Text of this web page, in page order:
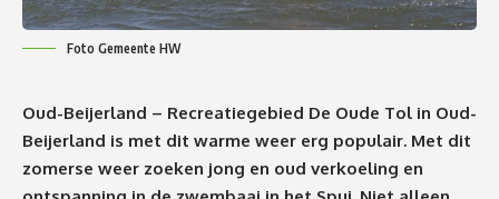
Foto Gemeente HW
Oud-Beijerland – Recreatiegebied De Oude Tol in Oud-
Beijerland is met dit warme weer erg populair. Met dit
zomerse weer zoeken jong en oud verkoeling en